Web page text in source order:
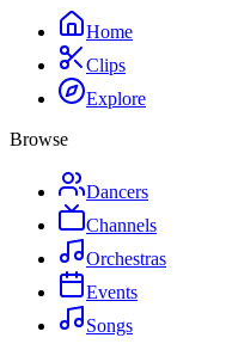
Home
Clips
Explore
Browse
Dancers
Channels
Orchestras
Events
Songs